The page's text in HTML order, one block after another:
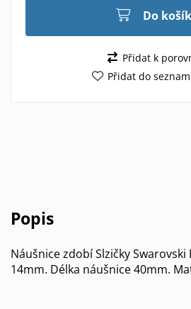
Do
Přidat k
Přidat do
Popis
Náušnice zdobí Slzičky
14mm. Délka náušnice 40mm.